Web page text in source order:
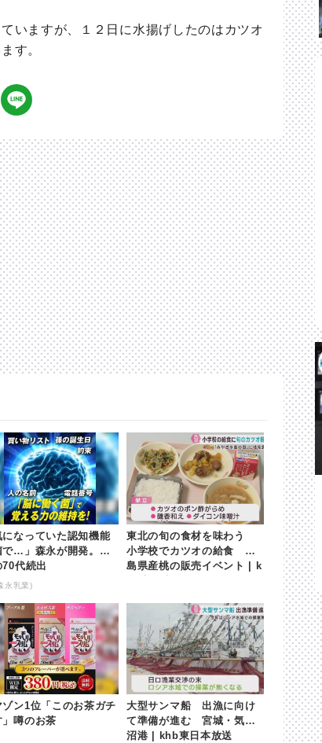
いますが、１２日に水揚げしたのはカツオ
す。
になっていた認知機能
で…」森永が開発。感
70代続出
永乳業)
東北の旬の食材を味わう
小学校でカツオの給食 福
島県産桃の販売イベント | k
ゾン1位「このお茶ガチ
」噂のお茶
大型サンマ船 出漁に向け
て準備が進む 宮城・気仙
沼港 | khb東日本放送